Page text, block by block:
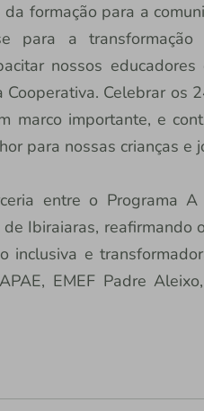
formação para a
para a
nossos
Cooperativa. Celebrar os
marco importante, e
para nossas crianças e
entre o Programa
Ibiraiaras, reafirmando
inclusiva e
EMEF Padre